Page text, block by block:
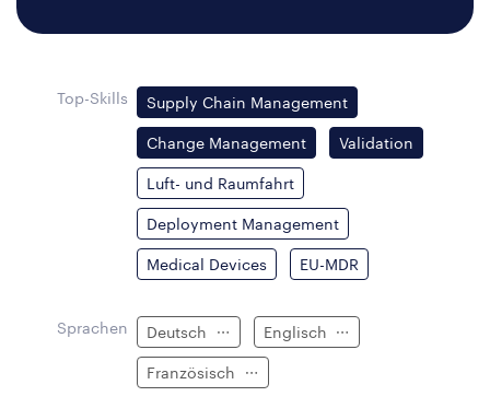
Top-Skills Supply Chain Management
Change Management Validation
Luft- und Raumfahrt
Deployment Management
Medical Devices EU-MDR
Sprachen Deutsch Englisch
Französisch